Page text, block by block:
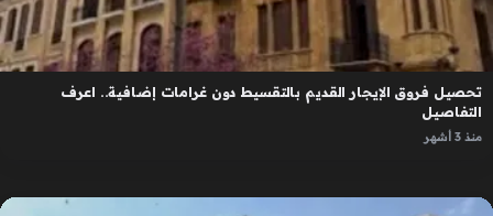
تحصيل فروق الإيجار القديم بالتقسيط دون غرامات إضافية.. اعرف
التفاصيل
منذ 3 أشهر